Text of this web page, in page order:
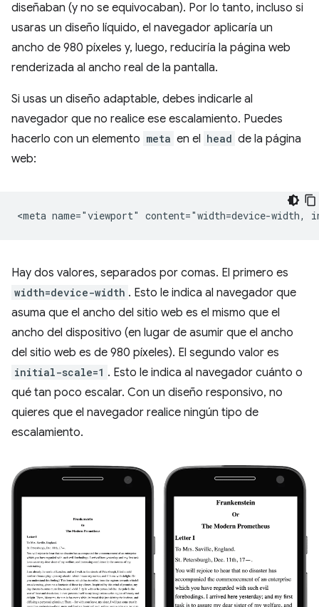
diseñaban (y no se equivocaban). Por lo tanto, incluso si
usaras un diseño líquido, el navegador aplicaría un
ancho de 980 píxeles y, luego, reduciría la página web
renderizada al ancho real de la pantalla.
Si usas un diseño adaptable, debes indicarle al
navegador que no realice ese escalamiento. Puedes
hacerlo con un elemento meta en el head de la página
web:
Hay dos valores, separados por comas. El primero es
width=device-width . Esto le indica al navegador que
asuma que el ancho del sitio web es el mismo que el
ancho del dispositivo (en lugar de asumir que el ancho
del sitio web es de 980 píxeles). El segundo valor es
initial-scale=1 . Esto le indica al navegador cuánto o
qué tan poco escalar. Con un diseño responsivo, no
quieres que el navegador realice ningún tipo de
escalamiento.